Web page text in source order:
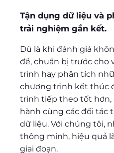
Tận dụng dữ liệu và
trải nghiệm gắn kết.
Dù là khi đánh giá
đề, chuẩn bị trước cho
trình hay phân tích
chương trình kết thúc
trình tiếp theo tốt
hành cùng các đối tác
dữ liệu. Với chúng tôi,
thông minh, hiệu quả
giai đoạn.